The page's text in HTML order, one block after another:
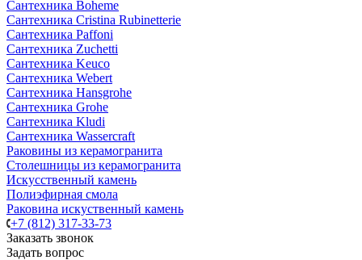
Сантехника Boheme
Сантехника Cristina Rubinetterie
Сантехника Paffoni
Сантехника Zuchetti
Сантехника Keuco
Сантехника Webert
Сантехника Hansgrohe
Сантехника Grohe
Сантехника Kludi
Сантехника Wassercraft
Раковины из керамогранита
Столешницы из керамогранита
Искусственный камень
Полиэфирная смола
Раковина искуственный камень
+7 (812) 317-33-73
Заказать звонок
Задать вопрос